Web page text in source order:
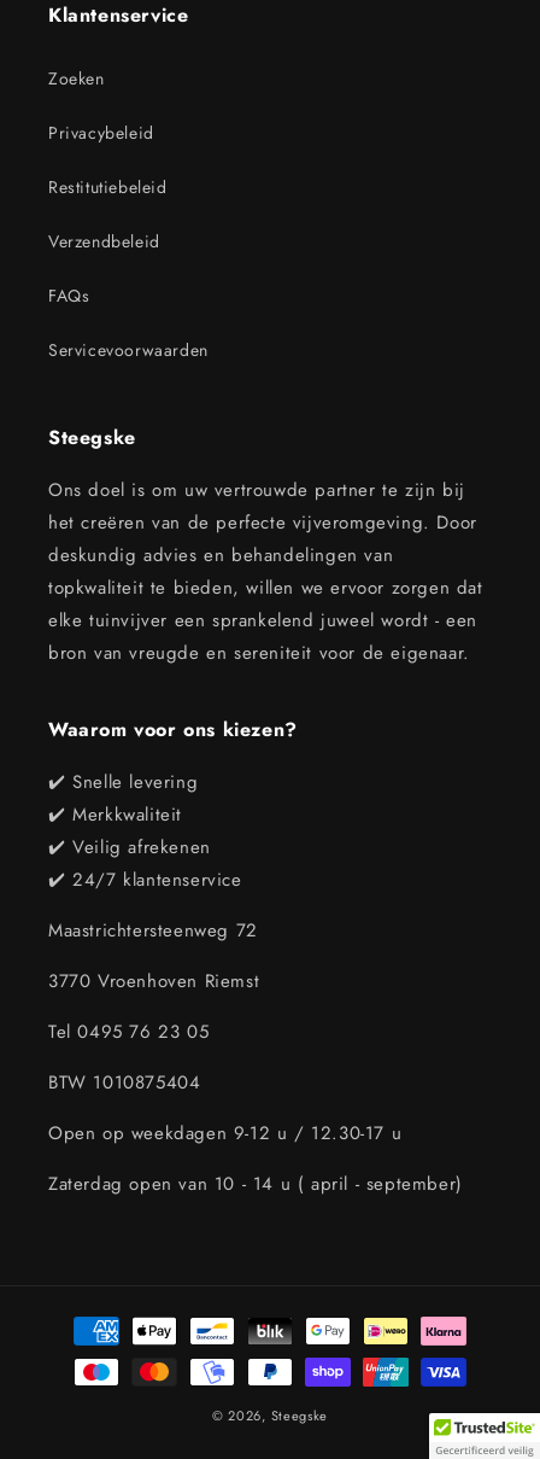
Klantenservice
Zoeken
Privacybeleid
Restitutiebeleid
Verzendbeleid
FAQs
Servicevoorwaarden
Steegske
Ons doel is om uw vertrouwde partner te zijn bij
het creëren van de perfecte vijveromgeving. Door
deskundig advies en behandelingen van
topkwaliteit te bieden, willen we ervoor zorgen dat
elke tuinvijver een sprankelend juweel wordt - een
bron van vreugde en sereniteit voor de eigenaar.
Waarom voor ons kiezen?
✔️ Snelle levering
✔️ Merkkwaliteit
✔️ Veilig afrekenen
✔️ 24/7 klantenservice
Maastrichtersteenweg 72
3770 Vroenhoven Riemst
Tel 0495 76 23 05
BTW 1010875404
Open op weekdagen 9-12 u / 12.30-17 u
Zaterdag open van 10 - 14 u ( april - september)
Betaalmethoden
© 2026, Steegske